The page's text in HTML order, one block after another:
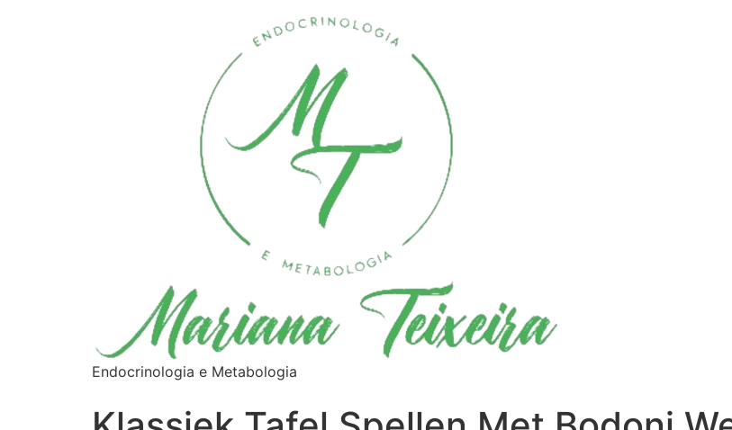
Endocrinologia e Metabologia